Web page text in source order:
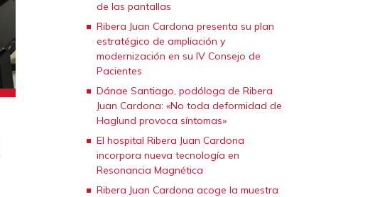
de las pantallas
Ribera Juan Cardona presenta su plan
estratégico de ampliación y
modernización en su IV Consejo de
Pacientes
Dánae Santiago, podóloga de Ribera
Juan Cardona: «No toda deformidad de
Haglund provoca síntomas»
El hospital Ribera Juan Cardona
incorpora nueva tecnología en
Resonancia Magnética
Ribera Juan Cardona acoge la muestra